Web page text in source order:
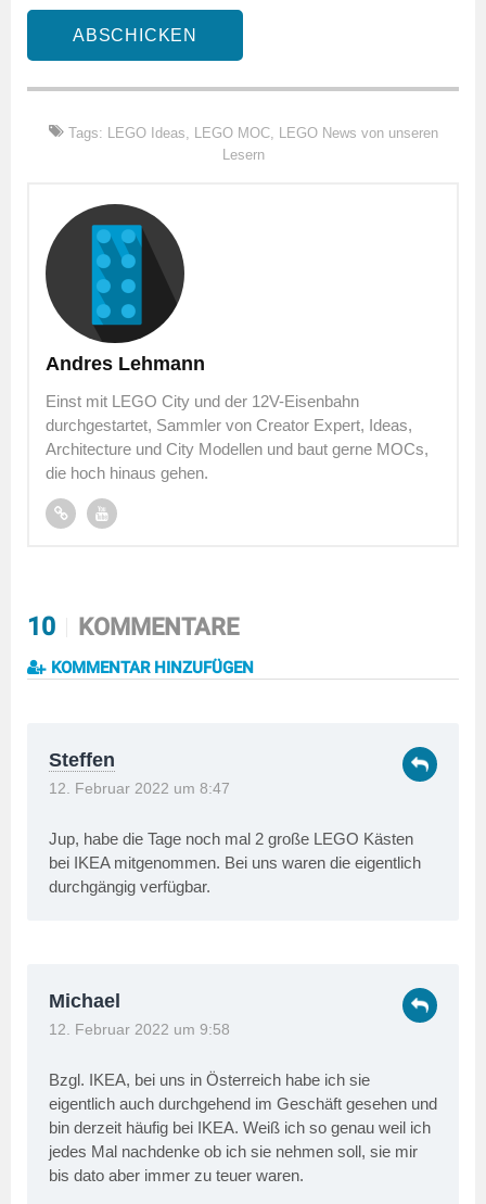
ABSCHICKEN
Tags: LEGO Ideas LEGO MOC, LEGO News von unseren
Lesern
Andres Lehmann
Einst mit LEGO City und der 12V-Eisenbahn
durchgestartet, Sammler von Creator Expert, Ideas,
Architecture und City Modellen und baut gerne MOCs,
die hoch hinaus gehen.
10 KOMMENTARE
KOMMENTAR HINZUFÜGEN
Steffen
12. Februar 2022 um 8:47
Jup, habe die Tage noch mal 2 große LEGO Kästen
bei IKEA mitgenommen. Bei uns waren die eigentlich
durchgängig verfügbar.
Michael
12. Februar 2022 um 9:58
Bzgl. IKEA, bei uns in Österreich habe ich sie
eigentlich auch durchgehend im Geschäft gesehen und
bin derzeit häufig bei IKEA. Weiß ich so genau weil ich
jedes Mal nachdenke ob ich sie nehmen soll, sie mir
bis dato aber immer zu teuer waren.